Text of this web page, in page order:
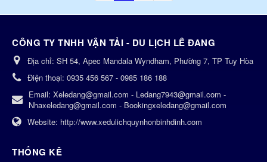
CÔNG TY TNHH VẬN TẢI - DU LỊCH LÊ ĐANG
Địa chỉ: SH 54, Apec Mandala Wyndham, Phường 7, TP Tuy Hòa
Điện thoại: 0935 456 567 - 0985 186 188
Email: Xeledang@gmail.com - Ledang7943@gmail.com -
Nhaxeledang@gmail.com - Bookingxeledang@gmail.com
Website: http://www.xedulichquynhonbinhdinh.com
THỐNG KÊ